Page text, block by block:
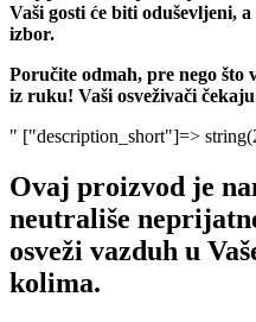
Vaši gosti će biti oduševljeni, a
izbor.
Poručite odmah, pre nego što
iz ruku! Vaši osveživači
" ["description_short"]=>
Ovaj proizvod je
neutrališe
osveži vazduh u
kolima.